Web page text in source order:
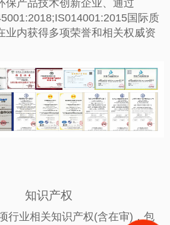
保产品技术创新企业、通过
国际质
业内获得多项荣誉和相关权威资
知识产权
行业相关知识产权(含在审)，包